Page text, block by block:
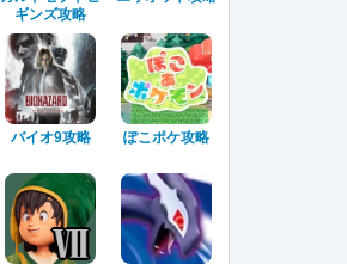
ギンズ攻略
バイオ9攻略 ぽこポケ攻略